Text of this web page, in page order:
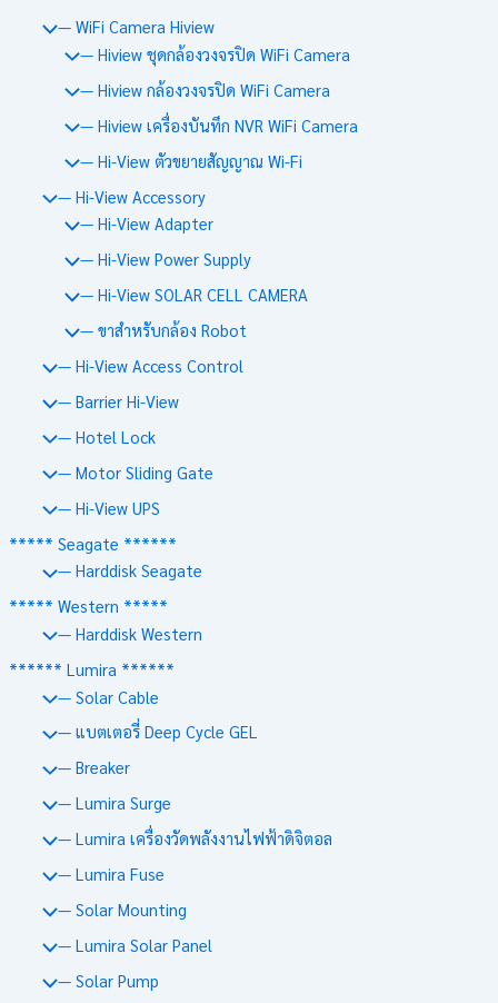
— WiFi Camera Hiview
— Hiview ชุดกล้องวงจรปิด WiFi Camera
— Hiview กล้องวงจรปิด WiFi Camera
— Hiview เครื่องบันทึก NVR WiFi Camera
— Hi-View ตัวขยายสัญญาณ Wi-Fi
— Hi-View Accessory
— Hi-View Adapter
— Hi-View Power Supply
— Hi-View SOLAR CELL CAMERA
— ขาสำหรับกล้อง Robot
— Hi-View Access Control
— Barrier Hi-View
— Hotel Lock
— Motor Sliding Gate
— Hi-View UPS
***** Seagate ******
— Harddisk Seagate
***** Western *****
— Harddisk Western
****** Lumira ******
— Solar Cable
— แบตเตอรี่ Deep Cycle GEL
— Breaker
— Lumira Surge
— Lumira เครื่องวัดพลังงานไฟฟ้าดิจิตอล
— Lumira Fuse
— Solar Mounting
— Lumira Solar Panel
— Solar Pump